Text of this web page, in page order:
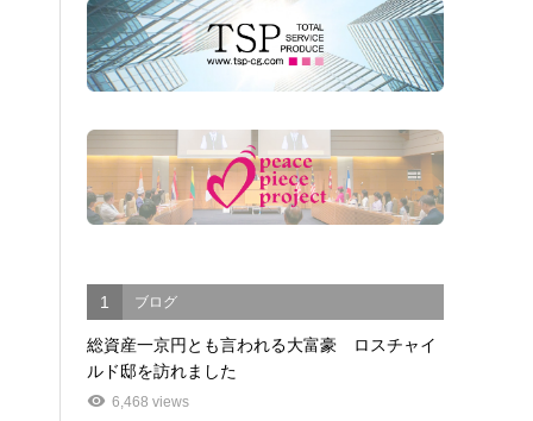
1 ブログ
総資産一京円とも言われる大富豪 ロスチャイ
ルド邸を訪れました
6,468 views